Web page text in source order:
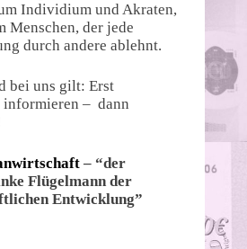
Individium und Akraten,
Menschen, der jede
durch andere ablehnt.
bei uns gilt: Erst
– dann
– “der
Flügelmann der
Entwicklung”